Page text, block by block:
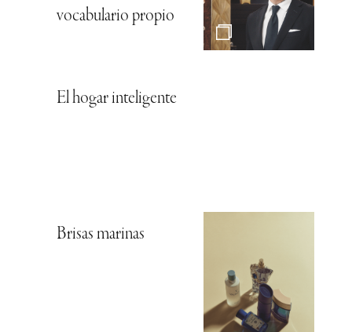
vocabulario propio
El hogar inteligente
Brisas marinas